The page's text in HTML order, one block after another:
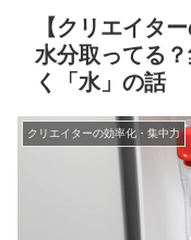
【クリエイタ
水分取ってる
く「水」の話
クリエイターの効率化・集中力